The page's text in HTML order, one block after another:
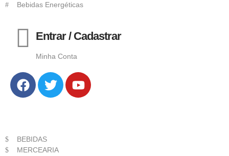
Bebidas Energéticas
Entrar / Cadastrar
Minha Conta
BEBIDAS
MERCEARIA